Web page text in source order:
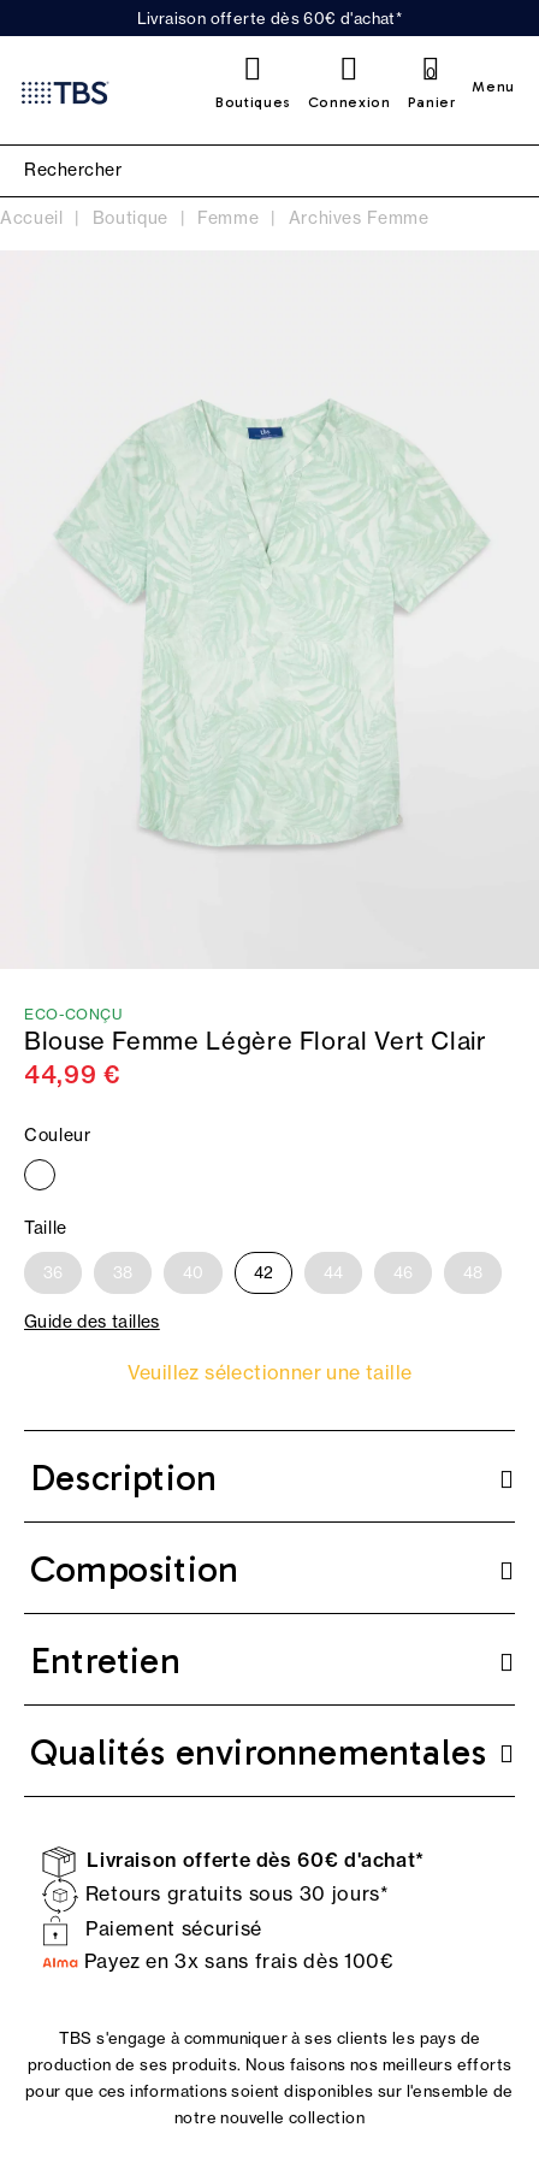
Livraison offerte dès 60€ d'achat*
Boutiques Connexion Panier
0
Menu
Accueil Boutique Femme Archives Femme
ECO-CONÇU
Blouse Femme Légère Floral Vert Clair
44,99 €
Couleur
Taille
36 38 40 42 44 46 48
Guide des tailles
Veuillez sélectionner une taille
Description
Composition
Entretien
Qualités environnementales
Livraison offerte dès 60€ d'achat*
Retours gratuits sous 30 jours*
Paiement sécurisé
Payez en 3x sans frais dès 100€
TBS s'engage à communiquer à ses clients les pays de
production de ses produits. Nous faisons nos meilleurs efforts
pour que ces informations soient disponibles sur l'ensemble de
notre nouvelle collection